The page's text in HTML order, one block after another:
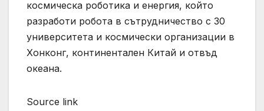
космическа роботика и енергия, който
разработи робота в сътрудничество с 30
университета и космически организации в
Хонконг, континентален Китай и отвъд
океана.
Source link